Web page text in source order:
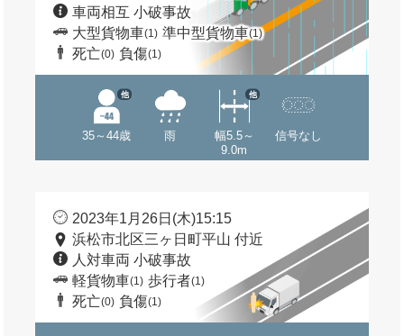
車両相互 小破事故
大型貨物車(1) 準中型貨物車(1)
死亡(0) 負傷(1)
35～44歳
他
雨
幅5.5～
9.0m
他
信号なし
2023年1月26日(木)15:15
浜松市北区三ヶ日町平山 付近
人対車両 小破事故
軽貨物車(1) 歩行者(1)
死亡(0) 負傷(1)